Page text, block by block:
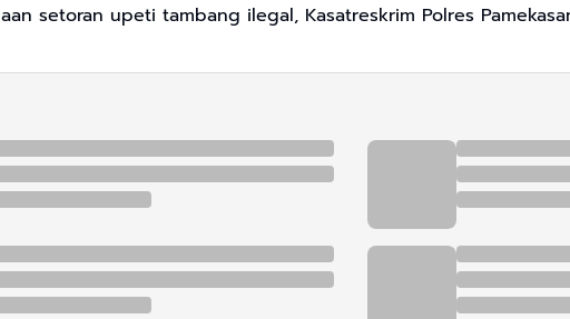
setoran upeti tambang ilegal, Kasatreskrim Polres